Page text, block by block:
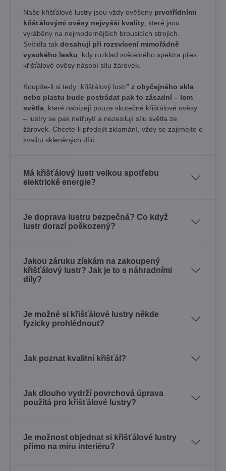
Naše křišťálové lustry jsou vždy ověšeny prvotřídními
křišťálovými ověsy nejvyšší kvality , které jsou
vyráběny na nejmodernějších brousicích strojích.
Svítidla tak dosahují při rozsvícení mimořádně
vysokého lesku , kdy rozklad světelného spektra přes
křišťálové ověsy násobí sílu žárovek. ​
Koupíte-li si tedy „křišťálový lustr" z obyčejného skla
nebo plastu bude postrádat pak to zásadní – lom
světla , které nabízejí pouze skutečné křišťálové ověsy
– lustry se pak netřpytí a nezesilují sílu světla ze
žárovek. Chcete-li předejít zklamání, vždy se zajímejte o
kvalitu skleněných dílů.
Má křišťálový lustr velkou spotřebu
elektrické energie?
Je doprava lustru bezpečná? Co když
lustr dorazí poškozený?
Jakou záruku získám na zakoupený
křišťálový lustr? Jak je to s náhradními
díly?
Je možné si křišťálové lustry někde
fyzicky prohlédnout?
Jak poznat kvalitní křišťál?
Jak dlouho vydrží povrchová úprava
použitá pro křišťálové lustry?
Je možnost objednat si křišťálové lustry
přímo na míru interiéru?